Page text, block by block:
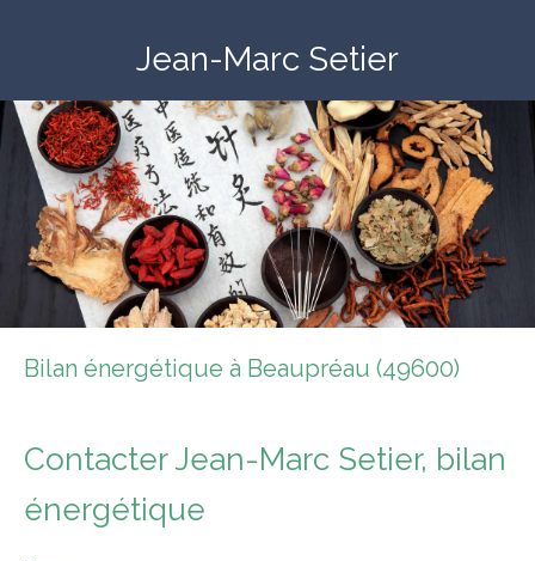
Jean-Marc Setier
Bilan énergétique à Beaupréau (49600)
Contacter Jean-Marc Setier, bilan
énergétique